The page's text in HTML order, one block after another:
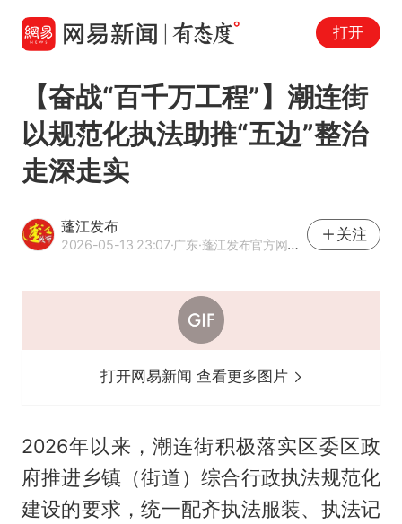
打开
【奋战“百千万工程”】潮连街
以规范化执法助推“五边”整治
走深走实
蓬江发布
2026-05-13 23:07·广东·蓬江发布官方网易号
关注
打开网易新闻 查看更多图片
2026年以来，潮连街积极落实区委区政
府推进乡镇（街道）综合行政执法规范化
建设的要求，统一配齐执法服装、执法记